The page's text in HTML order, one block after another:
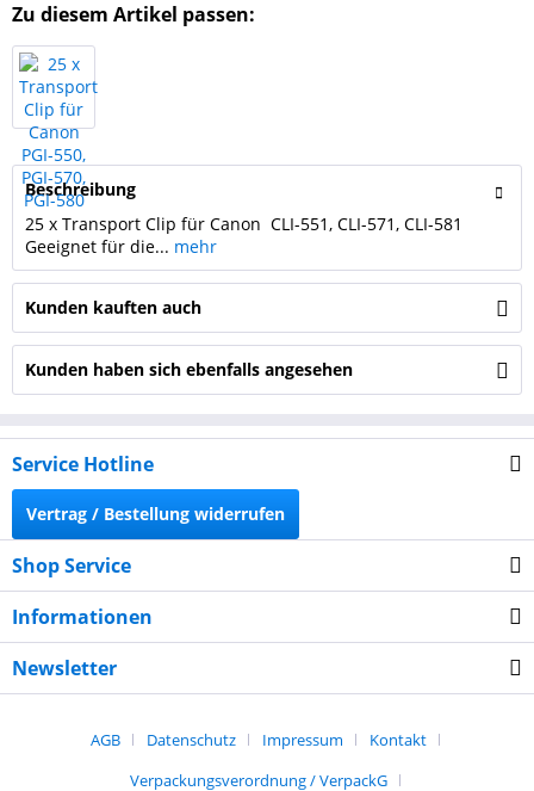
Zu diesem Artikel passen:
Beschreibung
25 x Transport Clip für Canon CLI-551, CLI-571, CLI-581
Geeignet für die... mehr
Kunden kauften auch
Kunden haben sich ebenfalls angesehen
Service Hotline
Vertrag / Bestellung widerrufen
Shop Service
Informationen
Newsletter
AGB Datenschutz Impressum
Kontakt
Verpackungsverordnung / VerpackG